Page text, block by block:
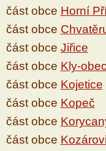
část obce Horní
část obce
část obce Jiřice
část obce Kly-
část obce Kojetice
část obce Kopeč
část obce
část obce